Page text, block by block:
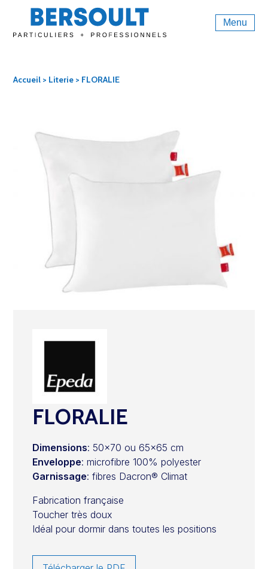
Menu
Accueil > Literie > FLORALIE
FLORALIE
Dimensions: 50×70 ou 65×65 cm
Enveloppe: microfibre 100% polyester
Garnissage: fibres Dacron® Climat
Fabrication française
Toucher très doux
Idéal pour dormir dans toutes les positions